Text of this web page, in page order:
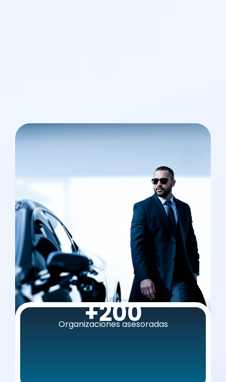
Organizaciones asesoradas
+200